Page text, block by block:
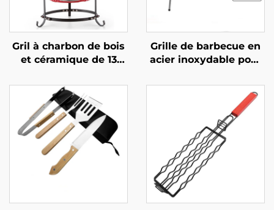
Gril à charbon de bois
et céramique de 13
portable et robuste de
style japonais pour
cuisine extérieure,
équipé d’un dispositif
de sécurité anti-
flamme à commande
tactile
Grille de barbecue en
acier inoxydable pour
épaissie pour
barbecue, grille
domestique pour
barbecue au charbon
de bois, outils
extérieurs pour
barbecue, cuisson au
charbon de bois